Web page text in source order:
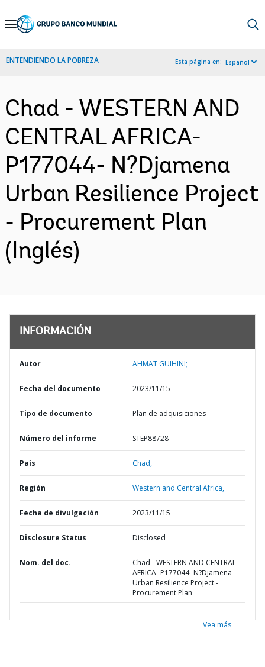
Skip
Navigation
ENTENDIENDO LA POBREZA Esta página en: Español
Chad - WESTERN AND
CENTRAL AFRICA-
P177044- N?Djamena
Urban Resilience Project
- Procurement Plan
(Inglés)
INFORMACIÓN
Autor AHMAT GUIHINI;
Fecha del documento 2023/11/15
Tipo de documento Plan de adquisiciones
Número del informe STEP88728
País Chad,
Región Western and Central Africa,
Fecha de divulgación 2023/11/15
Disclosure Status Disclosed
Nom. del doc.
Chad - WESTERN AND CENTRAL
AFRICA- P177044- N?Djamena
Urban Resilience Project -
Procurement Plan
Vea más